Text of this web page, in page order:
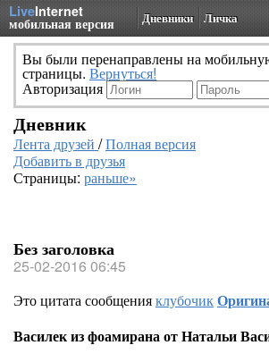
LiveInternet
мобильная версия Дневники Личка
Вы были перенаправлены на
страницы. Вернуться!
Авторизация
Дневник
Лента друзей /Полная версия
Добавить в друзья
Страницы: раньше»
Без заголовка
25-02-2016 06:45
Это цитата сообщенияклубочик
Василек из фоамирана от Натальи